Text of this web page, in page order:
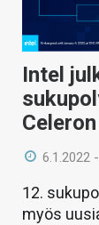
Intel
6.1.2022
12.
myös